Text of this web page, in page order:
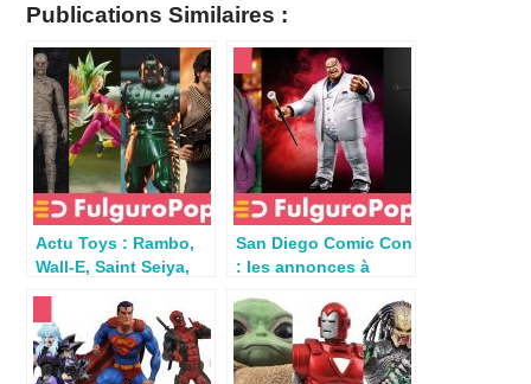
Publications Similaires :
Actu Toys : Rambo,
Wall-E, Saint Seiya,
San Diego Comic Con
: les annonces à